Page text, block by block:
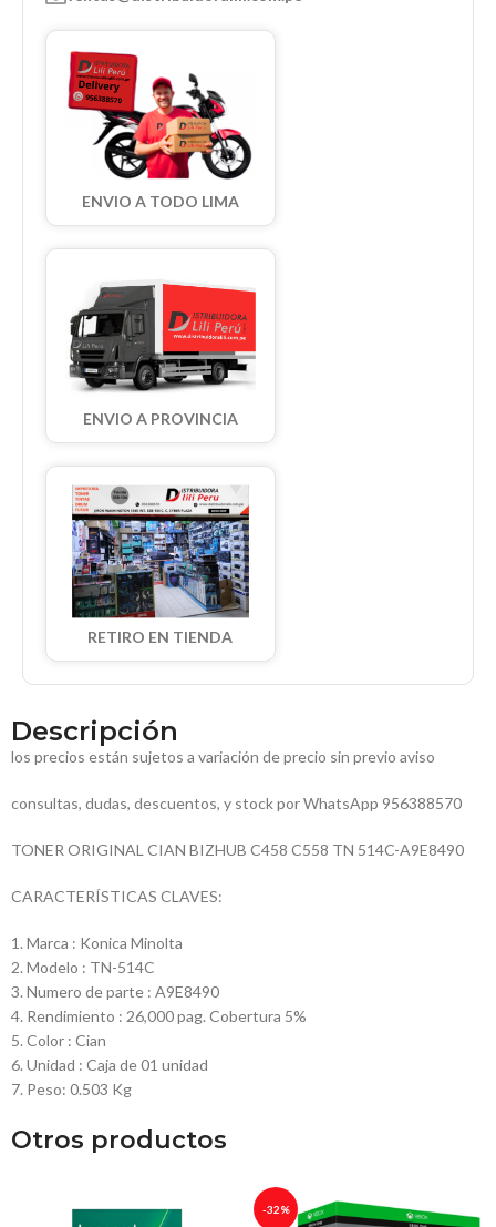
ENVIO A TODO LIMA
ENVIO A PROVINCIA
RETIRO EN TIENDA
Descripción
los precios están sujetos a variación de precio sin previo aviso
consultas, dudas, descuentos, y stock por WhatsApp 956388570
TONER ORIGINAL CIAN BIZHUB C458 C558 TN 514C-A9E8490
CARACTERÍSTICAS CLAVES:
1. Marca : Konica Minolta
2. Modelo : TN-514C
3. Numero de parte : A9E8490
4. Rendimiento : 26,000 pag. Cobertura 5%
5. Color : Cian
6. Unidad : Caja de 01 unidad
7. Peso: 0.503 Kg
Otros productos
-32%